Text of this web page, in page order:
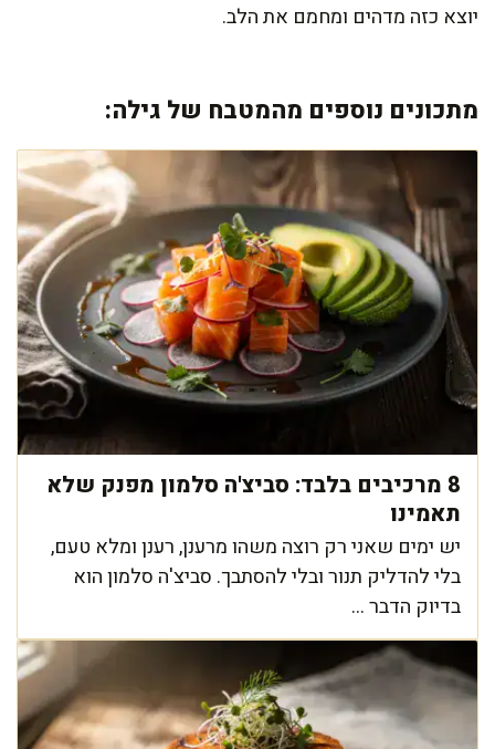
יוצא כזה מדהים ומחמם את הלב.
מתכונים נוספים מהמטבח של גילה:
8 מרכיבים בלבד: סביצ'ה סלמון מפנק שלא
תאמינו
יש ימים שאני רק רוצה משהו מרענן, רענן ומלא טעם,
בלי להדליק תנור ובלי להסתבך. סביצ'ה סלמון הוא
בדיוק הדבר ...